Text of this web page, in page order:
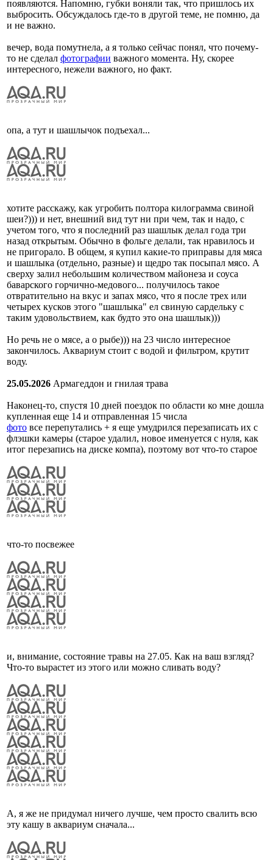
появляются. Напомню, губки воняли так, что пришлось их
выбросить. Обсуждалось где-то в другой теме, не помню, да
и не важно.
вечер, вода помутнела, а я только сейчас понял, что почему-
то не сделал фотографии важного момента. Ну, скорее
интересного, нежели важного, но факт.
опа, а тут и шашлычок подъехал...
хотите расскажу, как угробить полтора килограмма свиной
шеи?))) и нет, внешний вид тут ни при чем, так и надо, с
учетом того, что я последний раз шашлык делал года три
назад открытым. Обычно в фольге делали, так нравилось и
не пригорало. В общем, я купил какие-то приправы для мяса
и шашлыка (отдельно, разные) и щедро так посыпал мясо. А
сверху залил небольшим количеством майонеза и соуса
баварского горчично-медового... получилось такое
отвратительно на вкус и запах мясо, что я после трех или
четырех кусков этого "шашлыка" ел свиную сардельку с
таким удовольствием, как будто это она шашлык)))
Но речь не о мясе, а о рыбе))) на 23 число интересное
закончилось. Аквариум стоит с водой и фильтром, крутит
воду.
25.05.2026 Армагеддон и гнилая трава
Наконец-то, спустя 10 дней поездок по области ко мне дошла
купленная еще 14 и отправленная 15 числа
фото все перепутались + я еще умудрился перезаписать их с
флэшки камеры (старое удалил, новое именуется с нуля, как
итог перезапись на диске компа), поэтому вот что-то старое
что-то посвежее
и, внимание, состояние травы на 27.05. Как на ваш взгляд?
Что-то вырастет из этого или можно сливать воду?
А, я же не придумал ничего лучше, чем просто свалить всю
эту кашу в аквариум сначала...